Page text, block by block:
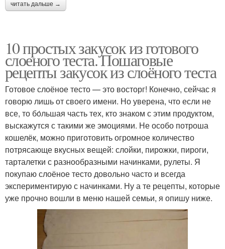
читать дальше →
10 простых закусок из готового
слоеного теста. Пошаговые
рецепты закусок из слоёного теста
Готовое слоёное тесто — это восторг! Конечно, сейчас я
говорю лишь от своего имени. Но уверена, что если не
все, то бо́льшая часть тех, кто знаком с этим продуктом,
выскажутся с такими же эмоциями. Не особо потроша
кошелёк, можно приготовить огромное количество
потрясающе вкусных вещей: слойки, пирожки, пироги,
тарталетки с разнообразными начинками, рулеты. Я
покупаю слоёное тесто довольно часто и всегда
экспериментирую с начинками. Ну а те рецепты, которые
уже прочно вошли в меню нашей семьи, я опишу ниже.